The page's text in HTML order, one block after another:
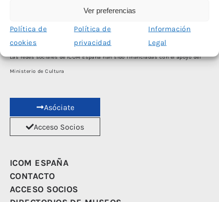
Ver preferencias
Política de
cookies
Política de
privacidad
Información
Legal
Las redes sociales de ICOM España han sido financiadas con el apoyo del
Ministerio de Cultura
Asóciate
Acceso Socios
ICOM ESPAÑA
CONTACTO
ACCESO SOCIOS